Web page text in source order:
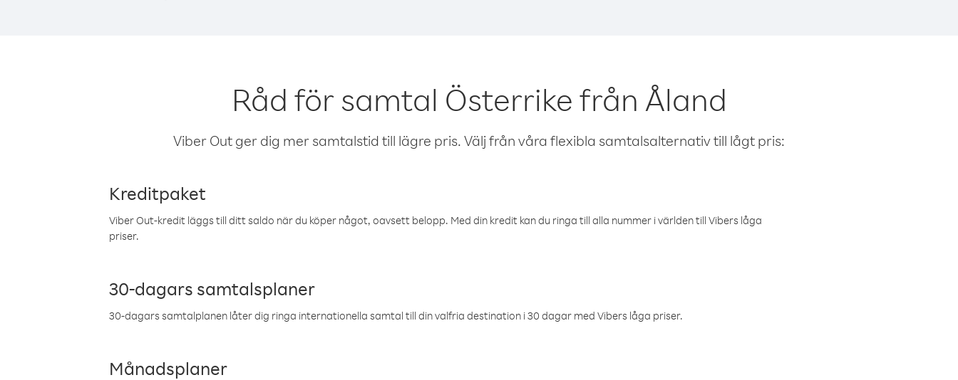
Råd för samtal Österrike från Åland
Viber Out ger dig mer samtalstid till lägre pris. Välj från våra flexibla samtalsalternativ till lågt pris:
Kreditpaket
Viber Out-kredit läggs till ditt saldo när du köper något, oavsett belopp. Med din kredit kan du ringa till alla nummer i världen till Vibers låga
priser.
30-dagars samtalsplaner
30-dagars samtalplanen låter dig ringa internationella samtal till din valfria destination i 30 dagar med Vibers låga priser.
Månadsplaner